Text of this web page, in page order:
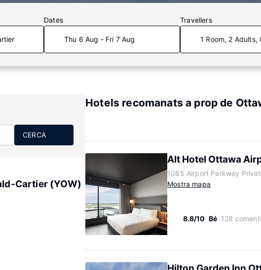
Dates
Thu 6 Aug - Fri 7 Aug
Travellers
1 Room, 2 Adults,
CERCA
Cartier (YOW)
Hotels recomanats a prop de
Alt Hotel Ottawa
1085 Airport Parkway
Mostra mapa
8.8/10 Bé 128